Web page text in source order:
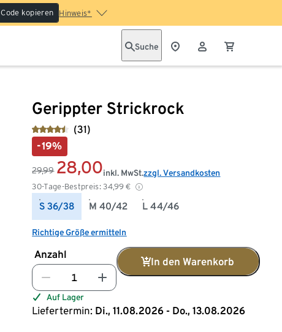
Code kopieren Hinweis*
Suche
Gerippter Strickrock
(31)
-19%
29,99 28,00
30-Tage-Bestpreis: 34,99 €
inkl. MwSt.zzgl. Versandkosten
S 36/38 M 40/42 L 44/46
Richtige Größe ermitteln
Anzahl
In den Warenkorb
Auf Lager
Liefertermin: Di., 11.08.2026 - Do., 13.08.2026